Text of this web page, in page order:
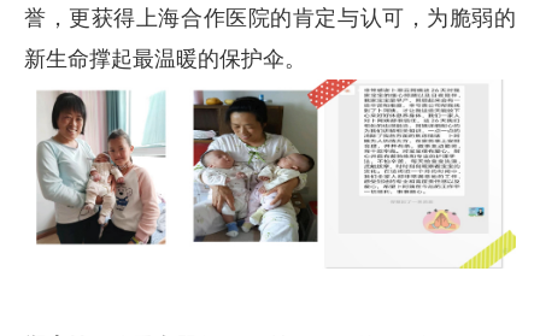
誉，更获得上海合作医院的肯定与认可，为脆弱的
新生命撑起最温暖的保护伞。